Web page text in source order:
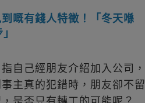
嘅有錢人特徵！「冬天喺
自己經朋友介紹加入公司，
主真的犯錯時，朋友卻不留